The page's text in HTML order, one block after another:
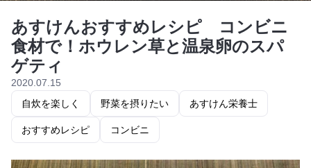
あすけんおすすめレシピ コンビニ
食材で！ホウレン草と温泉卵のスパ
ゲティ
2020.07.15
自炊を楽しく
野菜を摂りたい あすけん栄養士
おすすめレシピ コンビニ